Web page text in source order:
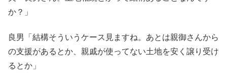
か？」
良男「結構そういうケース見ますね。あとは親御さんから
の支援があるとか、親戚が使ってない土地を安く譲り受け
るとか」